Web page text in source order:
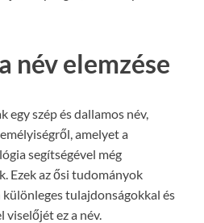
név elemzése
egy szép és dallamos név,
amelyet a
segítségével még
Ezek az ősi tudományok
tulajdonságokkal és
viselőjét ez a név.